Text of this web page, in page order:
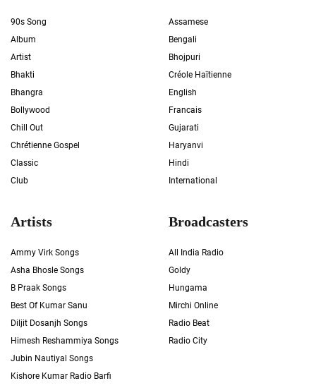
90s Song
Album
Artist
Bhakti
Bhangra
Bollywood
Chill Out
Chrétienne Gospel
Classic
Club
Assamese
Bengali
Bhojpuri
Créole Haïtienne
English
Francais
Gujarati
Haryanvi
Hindi
International
Artists
Ammy Virk Songs
Asha Bhosle Songs
B Praak Songs
Best Of Kumar Sanu
Diljit Dosanjh Songs
Himesh Reshammiya Songs
Jubin Nautiyal Songs
Kishore Kumar Radio Barfi
Broadcasters
All India Radio
Goldy
Hungama
Mirchi Online
Radio Beat
Radio City